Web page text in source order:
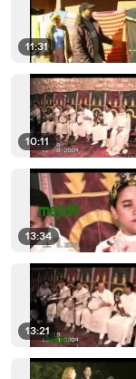
11:31
10:11
13:34
13:21